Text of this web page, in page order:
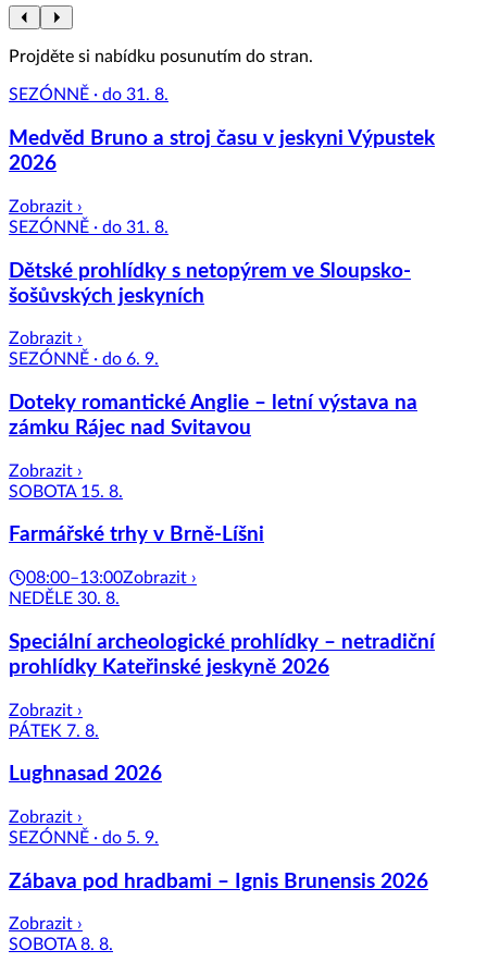
Projděte si nabídku posunutím do stran.
SEZÓNNĚ · do 31. 8.
Medvěd Bruno a stroj času v jeskyni Výpustek
2026
Zobrazit ›
SEZÓNNĚ · do 31. 8.
Dětské prohlídky s netopýrem ve Sloupsko-
šošůvských jeskyních
Zobrazit ›
SEZÓNNĚ · do 6. 9.
Doteky romantické Anglie – letní výstava na
zámku Rájec nad Svitavou
Zobrazit ›
SOBOTA 15. 8.
Farmářské trhy v Brně-Líšni
08:00–13:00Zobrazit ›
NEDĚLE 30. 8.
Speciální archeologické prohlídky – netradiční
prohlídky Kateřinské jeskyně 2026
Zobrazit ›
PÁTEK 7. 8.
Lughnasad 2026
Zobrazit ›
SEZÓNNĚ · do 5. 9.
Zábava pod hradbami – Ignis Brunensis 2026
Zobrazit ›
SOBOTA 8. 8.